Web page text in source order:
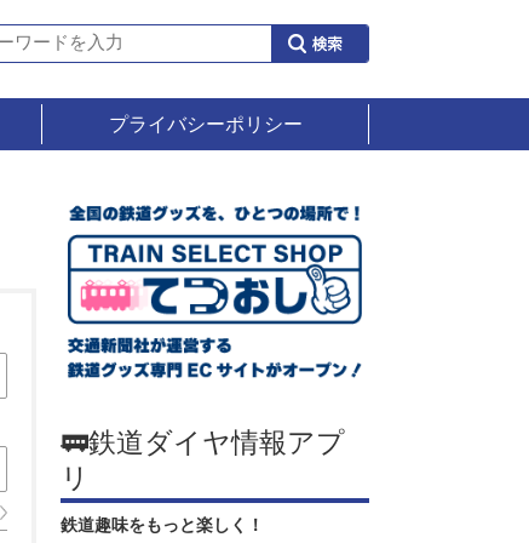
プライバシーポリシー
🚃鉄道ダイヤ情報アプ
リ
鉄道趣味をもっと楽しく！